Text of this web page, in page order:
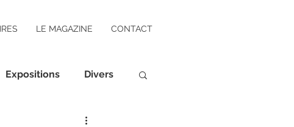
LE MAGAZINE CONTACT
Expositions Divers